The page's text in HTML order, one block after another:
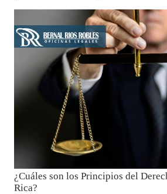
¿Cuáles son los Principios del
Rica?